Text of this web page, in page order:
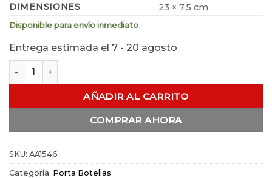
DIMENSIONES 23 × 7.5 cm
Disponible para envío inmediato
Entrega estimada el 7 - 20 agosto
Porta Botella Minimalista cantidad
AÑADIR AL CARRITO
COMPRAR AHORA
SKU: AA1546
Categoría: Porta Botellas